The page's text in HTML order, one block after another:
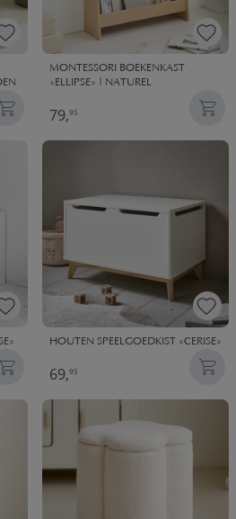
MONTESSORI BOEKENKAST
«ELLIPSE» | NATUREL
79,95
HOUTEN SPEELGOEDKIST «CERISE»
69,95